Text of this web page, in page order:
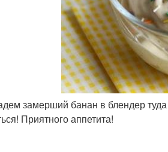
замерший банан в блендер
Приятного аппетита!